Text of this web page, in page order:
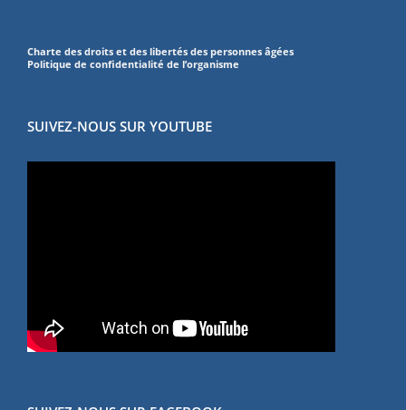
Charte des droits et des libertés des personnes âgées
Politique de confidentialité de l’organisme
SUIVEZ-NOUS SUR YOUTUBE